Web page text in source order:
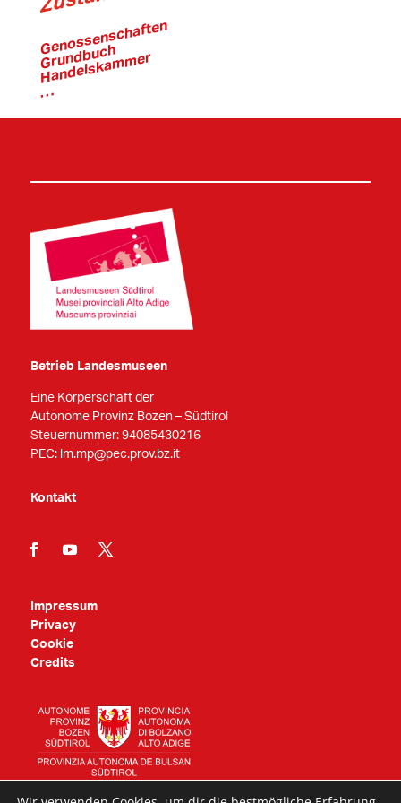
Genossenschaften
Grundbuch
Handelskammer
…
Betrieb Landesmuseen
Eine Körperschaft der
Autonome Provinz Bozen – Südtirol
Steuernummer: 94085430216
PEC: lm.mp@pec.prov.bz.it
Kontakt
Impressum
Privacy
Cookie
Credits